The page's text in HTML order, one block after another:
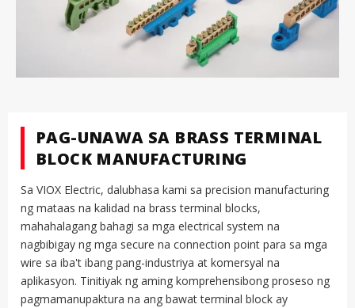
PAG-UNAWA SA BRASS TERMINAL
BLOCK MANUFACTURING
Sa VIOX Electric, dalubhasa kami sa precision manufacturing
ng mataas na kalidad na brass terminal blocks,
mahahalagang bahagi sa mga electrical system na
nagbibigay ng mga secure na connection point para sa mga
wire sa iba't ibang pang-industriya at komersyal na
aplikasyon. Tinitiyak ng aming komprehensibong proseso ng
pagmamanupaktura na ang bawat terminal block ay